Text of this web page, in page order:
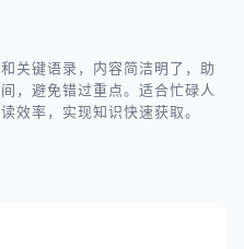
关键语录，内容简洁明了，助
，避免错过重点。适合忙碌人
效率，实现知识快速获取。